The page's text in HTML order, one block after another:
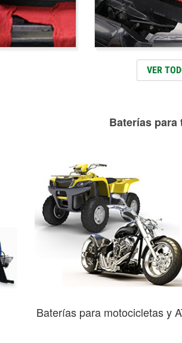
VER
Baterías
Baterías para motocicletas y